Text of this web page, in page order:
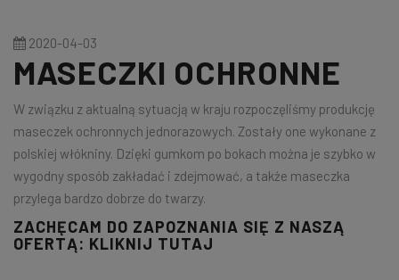
2020-04-03
MASECZKI OCHRONNE
W związku z aktualną sytuacją w kraju rozpoczęliśmy produkcję
maseczek ochronnych jednorazowych. Zostały one wykonane z
polskiej włókniny. Dzięki gumkom po bokach można je szybko w
wygodny sposób zakładać i zdejmować, a także maseczka
przylega bardzo dobrze do twarzy.
ZACHĘCAM DO ZAPOZNANIA SIĘ Z NASZĄ
OFERTĄ: KLIKNIJ TUTAJ